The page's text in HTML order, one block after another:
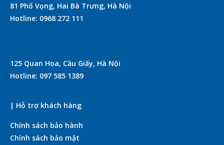
81 Phố Vọng, Hai Bà Trưng, Hà Nội
Hotline: 0968 272 111
125 Quan Hoa, Cầu Giấy, Hà Nội
Hotline: 097 585 1389
| Hỗ trợ khách hàng
Chính sách bảo hành
Chính sách bảo mật